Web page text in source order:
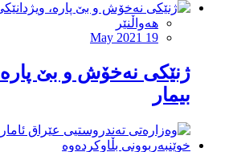
هەواڵنێر
May 2021 19
ژنێکی نەخۆش و بێ
بیمار